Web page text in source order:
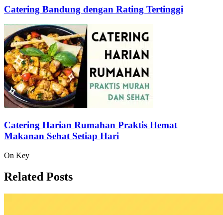
Catering Bandung dengan Rating Tertinggi
Catering Harian Rumahan Praktis Hemat
Makanan Sehat Setiap Hari
On Key
Related Posts